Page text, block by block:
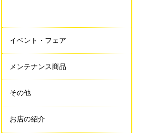
イベント・フェア
メンテナンス商品
その他
お店の紹介